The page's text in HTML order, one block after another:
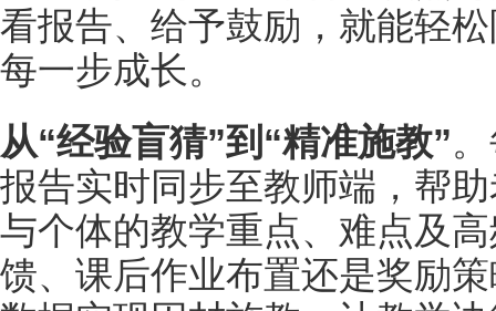
看报告、给予鼓励，就能轻
每一步成长。
从“经验盲猜”到“精准施教”
报告实时同步至教师端，帮
与个体的教学重点、难点及
馈、课后作业布置还是奖励